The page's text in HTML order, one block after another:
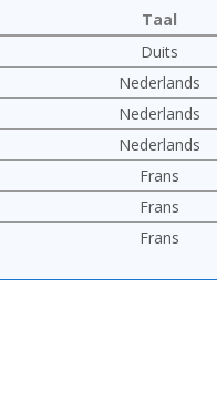
Taal
Duits
Nederlands
Nederlands
Nederlands
Frans
Frans
Frans